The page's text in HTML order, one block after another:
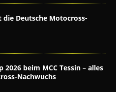
Deutsche Motocross-
2026 beim MCC Tessin – alles
Nachwuchs